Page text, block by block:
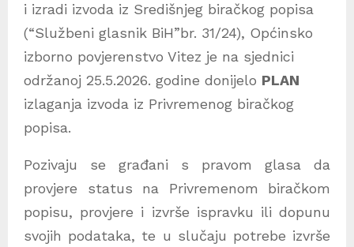
i izradi izvoda iz Središnjeg biračkog popisa
(“Službeni glasnik BiH”br. 31/24), Općinsko
izborno povjerenstvo Vitez je na sjednici
održanoj 25.5.2026. godine donijelo PLAN
izlaganja izvoda iz Privremenog biračkog
popisa.
Pozivaju se građani s pravom glasa da
provjere status na Privremenom biračkom
popisu, provjere i izvrše ispravku ili dopunu
svojih podataka, te u slučaju potrebe izvrše